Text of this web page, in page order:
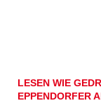
LESEN WIE
EPPENDORFER